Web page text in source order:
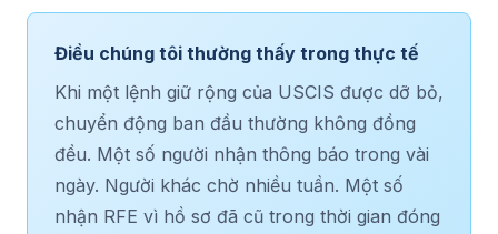
Điều chúng tôi thường thấy trong thực tế
Khi một lệnh giữ rộng của USCIS được dỡ bỏ,
chuyển động ban đầu thường không đồng
đều. Một số người nhận thông báo trong vài
ngày. Người khác chờ nhiều tuần. Một số
nhận RFE vì hồ sơ đã cũ trong thời gian đóng